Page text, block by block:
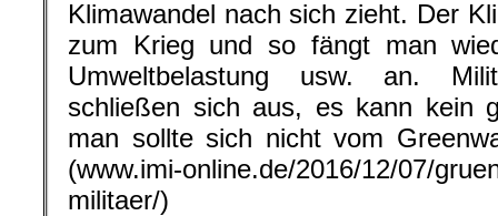
Klimawandel nach sich zieht. Der
zum Krieg und so fängt man
Umweltbelastung usw. an.
schließen sich aus, es kann kein
man sollte sich nicht vom
(www.imi-online.de/2016/12/07/
militaer/)